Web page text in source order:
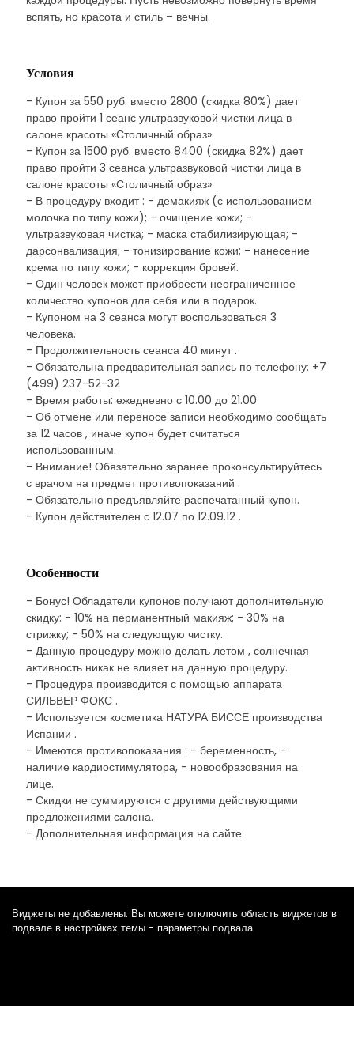
вспять, но красота и стиль – вечны.
Условия
- Купон за 550 руб. вместо 2800 (скидка 80%) дает
право пройти 1 сеанс ультразвуковой чистки лица в
салоне красоты «Столичный образ».
- Купон за 1500 руб. вместо 8400 (скидка 82%) дает
право пройти 3 сеанса ультразвуковой чистки лица в
салоне красоты «Столичный образ».
- В процедуру входит : - демакияж (с использованием
молочка по типу кожи); - очищение кожи; -
ультразвуковая чистка; - маска стабилизирующая; -
дарсонвализация; - тонизирование кожи; - нанесение
крема по типу кожи; - коррекция бровей.
- Один человек может приобрести неограниченное
количество купонов для себя или в подарок.
- Купоном на 3 сеанса могут воспользоваться 3
человека.
- Продолжительность сеанса 40 минут .
- Обязательна предварительная запись по телефону: +7
(499) 237-52-32
- Время работы: ежедневно с 10.00 до 21.00
- Об отмене или переносе записи необходимо сообщать
за 12 часов , иначе купон будет считаться
использованным.
- Внимание! Обязательно заранее проконсультируйтесь
с врачом на предмет противопоказаний .
- Обязательно предъявляйте распечатанный купон.
- Купон действителен с 12.07 по 12.09.12 .
Особенности
- Бонус! Обладатели купонов получают дополнительную
скидку: - 10% на перманентный макияж; - 30% на
стрижку; - 50% на следующую чистку.
- Данную процедуру можно делать летом , солнечная
активность никак не влияет на данную процедуру.
- Процедура производится с помощью аппарата
СИЛЬВЕР ФОКС .
- Используется косметика НАТУРА БИССЕ производства
Испании .
- Имеются противопоказания : - беременность, -
наличие кардиостимулятора, - новообразования на
лице.
- Скидки не суммируются с другими действующими
предложениями салона.
- Дополнительная информация на сайте
Виджеты не добавлены. Вы можете отключить область виджетов в
подвале в настройках темы - параметры подвала